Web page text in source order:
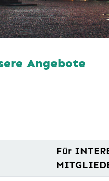
unsere
Für